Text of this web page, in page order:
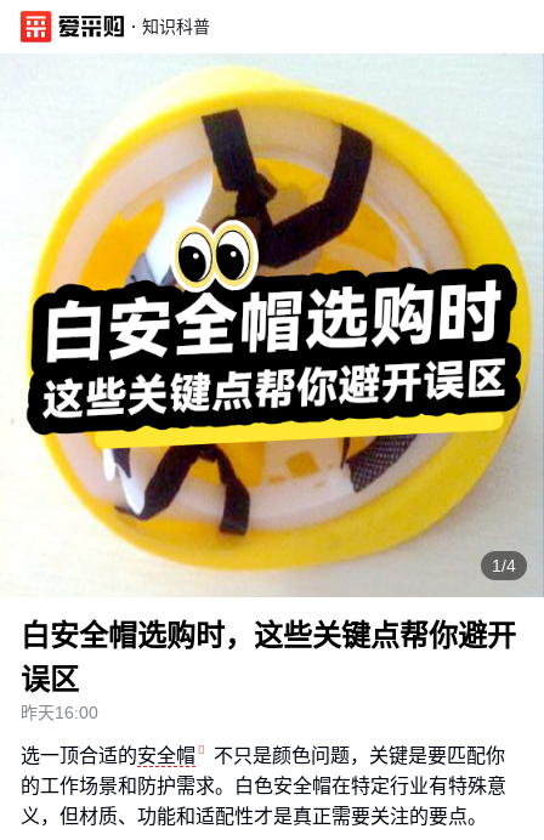
· 知识科普
1/4
白安全帽选购时，这些关键点帮你避开
误区
昨天16:00
选一顶合适的安全帽
不只是颜色问题，关键是要匹配你
的工作场景和防护需求。白色安全帽在特定行业有特殊意
义，但材质、功能和适配性才是真正需要关注的要点。